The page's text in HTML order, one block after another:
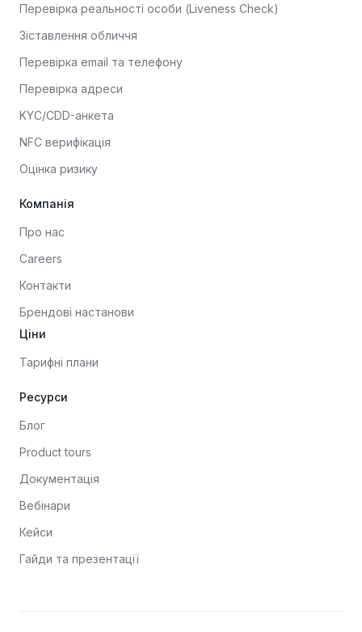
Перевірка реальності особи (Liveness Check)
Зіставлення обличчя
Перевірка email та телефону
Перевірка адреси
KYC/CDD-анкета
NFC верифікація
Оцінка ризику
Компанія
Про нас
Careers
Контакти
Брендові настанови
Ціни
Тарифні плани
Ресурси
Блог
Product tours
Документація
Вебінари
Кейси
Гайди та презентації